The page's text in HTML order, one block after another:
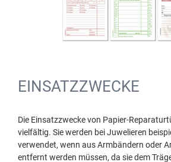
EINSATZZWECKE
Die Einsatzzwecke von Papier-
vielfältig. Sie werden bei Juwelieren
verwendet, wenn aus Armbändern oder
entfernt werden müssen, da sie dem